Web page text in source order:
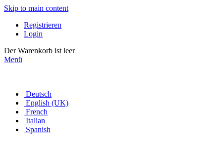
Skip to main content
Registrieren
Login
Der Warenkorb ist leer
Menü
Deutsch
English (UK)
French
Italian
Spanish